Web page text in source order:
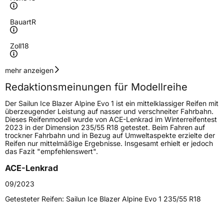
BauartR
Zoll18
Geschwindigkeitsindex
Höchstgeschwindigkeit
240 km/h
Lastindex103
Höchstlast875 kg
Generelle Merkmale
FahrzeugtypPKW
Verwendung
ModellnameIce Blazer Alpine Evo 1
mehr anzeigen
Redaktionsmeinungen für Modellreihe
Der Sailun Ice Blazer Alpine Evo 1 ist ein mittelklassiger Reifen mit
überzeugender Leistung auf nasser und verschneiter Fahrbahn.
Dieses Reifenmodell wurde von ACE-Lenkrad im Winterreifentest
2023 in der Dimension 235/55 R18 getestet. Beim Fahren auf
trockner Fahrbahn und in Bezug auf Umweltaspekte erzielte der
Reifen nur mittelmäßige Ergebnisse. Insgesamt erhielt er jedoch
das Fazit "empfehlenswert".
ACE-Lenkrad
09/2023
Getesteter Reifen: Sailun Ice Blazer Alpine Evo 1 235/55 R18